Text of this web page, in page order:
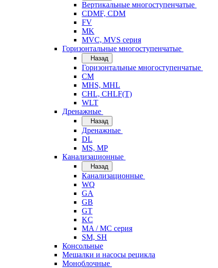
Вертикальные многоступенчатые
CDMF, CDM
FV
MK
MVC, MVS серия
Горизонтальные многоступенчатые
Назад
Горизонтальные многоступенчатые
CM
MHS, MHL
CHL, CHLF(T)
WLT
Дренажные
Назад
Дренажные
DL
MS, MP
Канализационные
Назад
Канализационные
WQ
GA
GB
GT
KC
MA / MC серия
SM, SH
Консольные
Мешалки и насосы рецикла
Моноблочные